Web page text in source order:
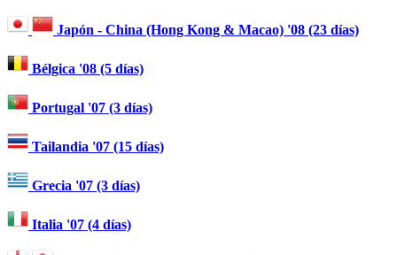
Japón - China (Hong Kong & Macao) '08 (23 días)
Bélgica '08 (5 días)
Portugal '07 (3 días)
Tailandia '07 (15 días)
Grecia '07 (3 días)
Italia '07 (4 días)